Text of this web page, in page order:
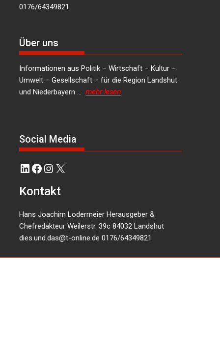
0176/64349821
Über uns
Informationen aus Politik – Wirtschaft – Kultur –
Umwelt – Gesellschaft – für die Region Landshut
und Niederbayern …mehr lesen
Social Media
LinkedIn
Facebook
Instagram
X
Kontakt
Hans Joachim Lodermeier Herausgeber &
Chefredakteur Weilerstr. 39c 84032 Landshut
dies.und.das@t-online.de 0176/64349821